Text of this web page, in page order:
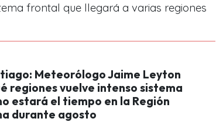
frontal que llegará a varias regiones
Meteorólogo Jaime Leyton
regiones vuelve intenso sistema
estará el tiempo en la Región
durante agosto